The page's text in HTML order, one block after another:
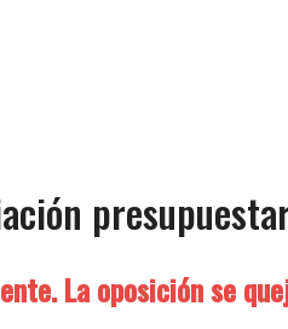
La oposición se